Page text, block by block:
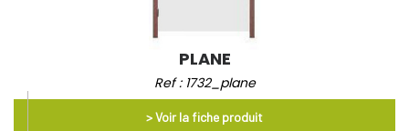
PLANE
Ref : 1732_plane